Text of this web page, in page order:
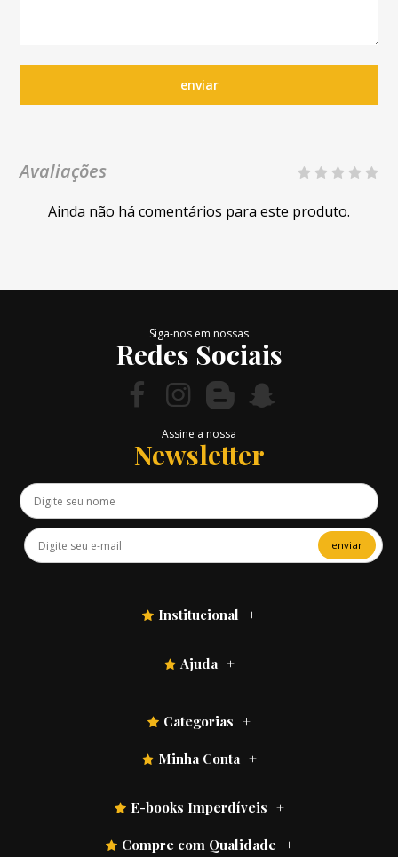
enviar
Avaliações
Ainda não há comentários para este produto.
Siga-nos em nossas
Redes Sociais
Assine a nossa
Newsletter
enviar
Institucional
Ajuda
Categorias
Minha Conta
E-books Imperdíveis
Compre com Qualidade